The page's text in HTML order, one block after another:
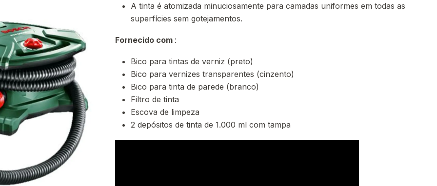
A tinta é atomizada minuciosamente para camadas uniformes em todas as
superfícies sem gotejamentos.
Fornecido com :
Bico para tintas de verniz (preto)
Bico para vernizes transparentes (cinzento)
Bico para tinta de parede (branco)
Filtro de tinta
Escova de limpeza
2 depósitos de tinta de 1.000 ml com tampa